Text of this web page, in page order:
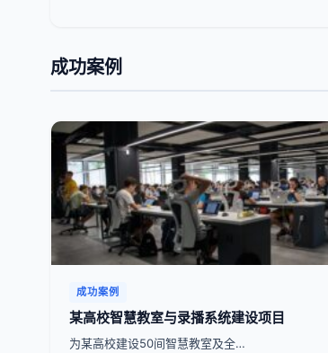
成功案例
成功案例
某高校智慧教室与录播系统建设项目
为某高校建设50间智慧教室及全…